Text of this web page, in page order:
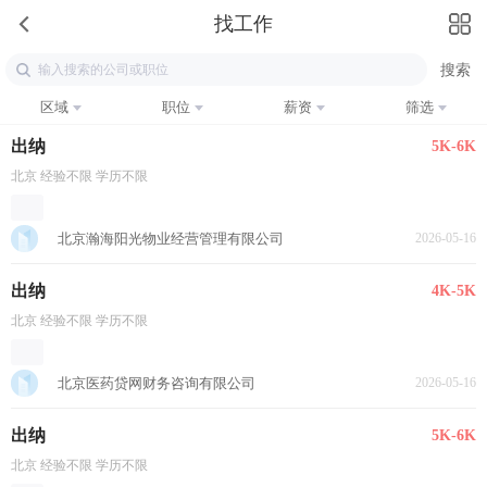
找工作
区域 职位 薪资 筛选
出纳 5K-6K
北京 经验不限 学历不限
北京瀚海阳光物业经营管理有限公司 2026-05-16
出纳 4K-5K
北京 经验不限 学历不限
北京医药贷网财务咨询有限公司 2026-05-16
出纳 5K-6K
北京 经验不限 学历不限